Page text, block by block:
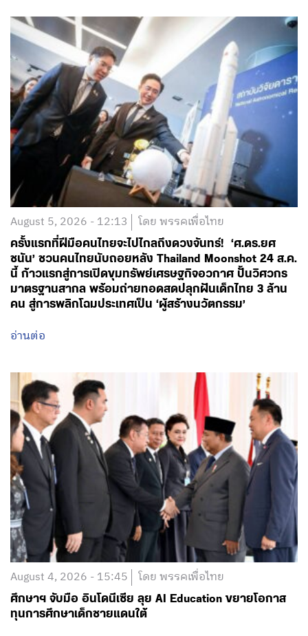
August 5, 2026 - 12:13 โดย พรรคเพื่อไทย
ครั้งแรกที่ฝีมือคนไทยจะไปไกลถึงดวงจันทร์! ‘ศ.ดร.ยศ
ชนัน’ ชวนคนไทยนับถอยหลัง Thailand Moonshot 24 ส.ค.
นี้ ก้าวแรกสู่การเปิดขุมทรัพย์เศรษฐกิจอวกาศ ปั้นวิศวกร
มาตรฐานสากล พร้อมถ่ายทอดสดปลุกฝันเด็กไทย 3 ล้าน
คน สู่การพลิกโฉมประเทศเป็น ‘ผู้สร้างนวัตกรรม’
อ่านต่อ
August 4, 2026 - 15:45 โดย พรรคเพื่อไทย
ศึกษาฯ จับมือ อินโดนีเซีย ลุย AI Education ขยายโอกาส
ทุนการศึกษาเด็กชายแดนใต้